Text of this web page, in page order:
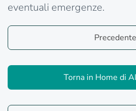
eventuali emergenze.
Precedente
Torna in Home di